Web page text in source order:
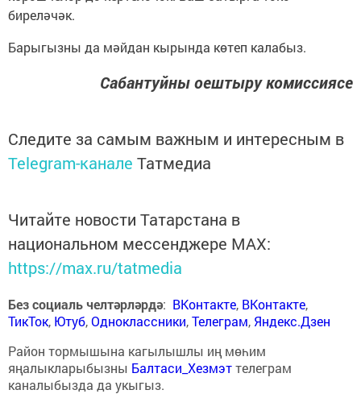
биреләчәк.
Барыгызны да мәйдан кырында көтеп калабыз.
Сабантуйны оештыру комиссиясе
Следите за самым важным и интересным в
Telegram-канале Татмедиа
Читайте новости Татарстана в
национальном мессенджере MАХ:
https://max.ru/tatmedia
Без социаль челтәрләрдә: ВКонтакте, ВКонтакте,
ТикТок, Ютуб,Одноклассники,Телеграм, Яндекс.Дзен
Район тормышына кагылышлы иң мөһим
яңалыкларыбызны Балтаси_Хезмэттелеграм
каналыбызда да укыгыз.